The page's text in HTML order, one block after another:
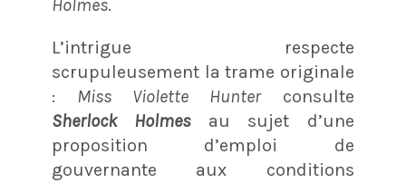
Holmes.
L’intrigue respecte
scrupuleusement la trame originale
: Miss Violette Hunterconsulte
Sherlock Holmesau sujet d’une
proposition d’emploi de
gouvernante aux conditions